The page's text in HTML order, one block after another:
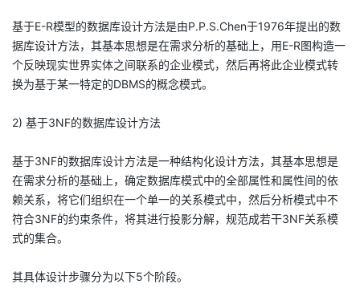
基于E-R模型的数据库设计方法是由P.P.S.Chen于1976年提出的数
据库设计方法，其基本思想是在需求分析的基础上，用E-R图构造一
个反映现实世界实体之间联系的企业模式，然后再将此企业模式转
换为基于某一特定的DBMS的概念模式。
2) 基于3NF的数据库设计方法
基于3NF的数据库设计方法是一种结构化设计方法，其基本思想是
在需求分析的基础上，确定数据库模式中的全部属性和属性间的依
赖关系，将它们组织在一个单一的关系模式中，然后分析模式中不
符合3NF的约束条件，将其进行投影分解，规范成若干3NF关系模
式的集合。
其具体设计步骤分为以下5个阶段。